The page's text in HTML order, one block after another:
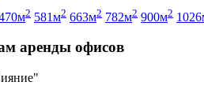
2 581м2 663м2 782м2 900м2
аренды офисов